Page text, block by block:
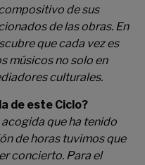
de sus
de las obras. En
que cada vez es
músicos no solo en
culturales.
de este Ciclo?
que ha tenido
de horas tuvimos que
concierto. Para el